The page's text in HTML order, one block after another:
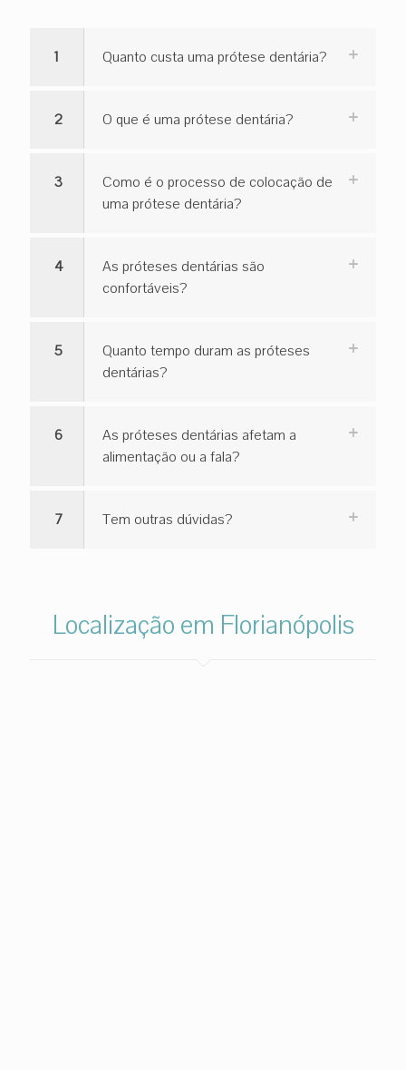
1 Quanto custa uma prótese dentária?
2 O que é uma prótese dentária?
3
Como é o processo de colocação de
uma prótese dentária?
4
As próteses dentárias são
confortáveis?
5
Quanto tempo duram as próteses
dentárias?
6
As próteses dentárias afetam a
alimentação ou a fala?
7 Tem outras dúvidas?
Localização em Florianópolis